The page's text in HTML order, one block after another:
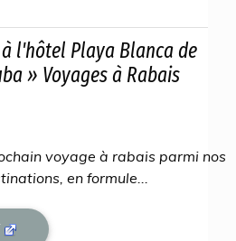
l'hôtel Playa Blanca de
» Voyages à Rabais
voyage à rabais parmi nos
en formule...